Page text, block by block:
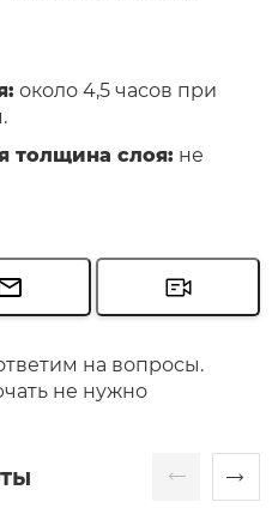
около 4,5 часов при
толщина слоя: не
на вопросы.
не нужно